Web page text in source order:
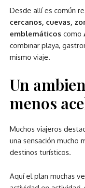
Desde allí es común
cercanos, cuevas,
emblemáticos como
combinar playa,
mismo viaje.
Un
menos
Muchos viajeros
una sensación mucho
destinos turísticos.
Aquí el plan muchas